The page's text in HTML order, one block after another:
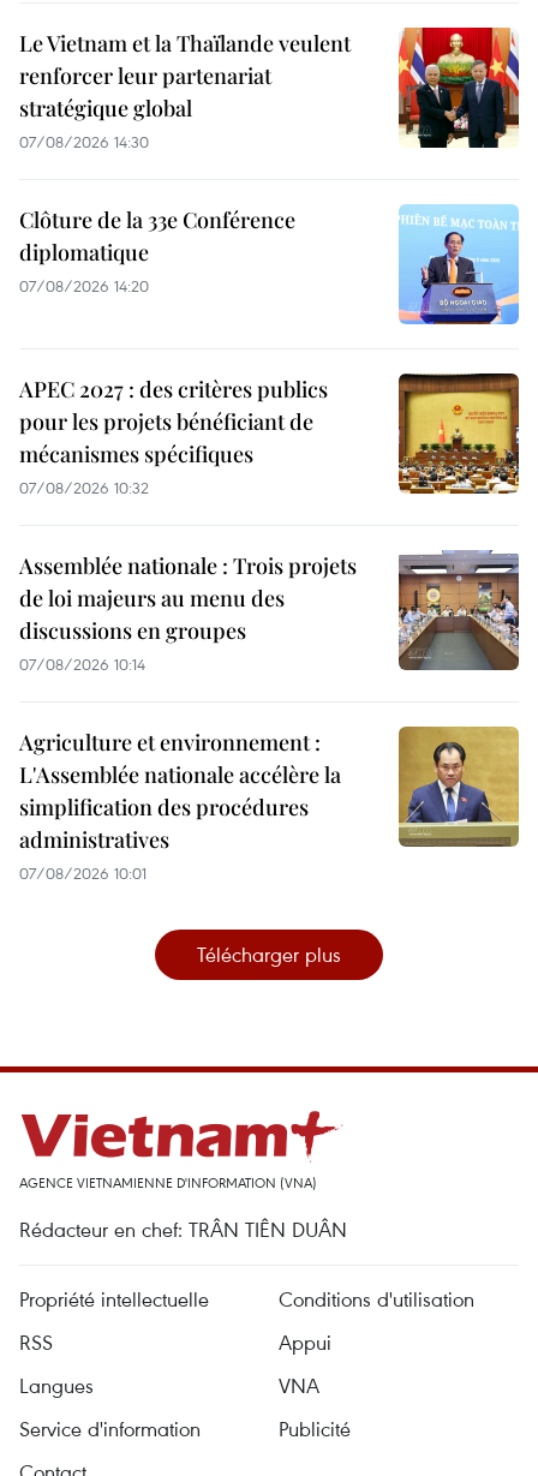
Le Vietnam et la Thaïlande veulent
renforcer leur partenariat
stratégique global
07/08/2026 14:30
Clôture de la 33e Conférence
diplomatique
07/08/2026 14:20
APEC 2027 : des critères publics
pour les projets bénéficiant de
mécanismes spécifiques
07/08/2026 10:32
Assemblée nationale : Trois projets
de loi majeurs au menu des
discussions en groupes
07/08/2026 10:14
Agriculture et environnement :
L'Assemblée nationale accélère la
simplification des procédures
administratives
07/08/2026 10:01
Télécharger plus
AGENCE VIETNAMIENNE D'INFORMATION (VNA)
Rédacteur en chef: TRÂN TIÊN DUÂN
Propriété intellectuelle
Conditions d'utilisation
RSS
Appui
Langues
VNA
Service d'information
Publicité